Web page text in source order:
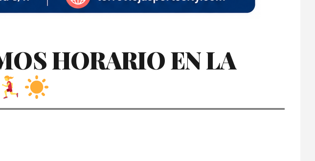
HORARIO EN LA